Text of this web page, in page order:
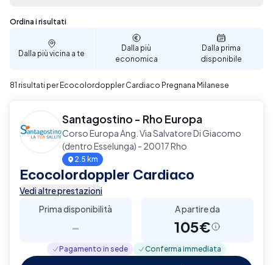
direttamente a Pregnana Milanese. Prenota ora il
tuo Ecocolordoppler Cardiaco con Elty per un
servizio affidabile e di qualità.
Sono stati trovati 81 risultati
Ordina i risultati
Dalla più vicina a te
Dalla più
economica
Dalla prima
disponibile
81 risultati per Ecocolordoppler Cardiaco Pregnana Milanese
Santagostino - Rho Europa
Corso Europa Ang. Via Salvatore Di Giacomo
(dentro Esselunga) - 20017 Rho
2.5 km
Ecocolordoppler Cardiaco
Vedi altre prestazioni
Prima disponibilità
-
A partire da
105€
Pagamento in sede Conferma immediata